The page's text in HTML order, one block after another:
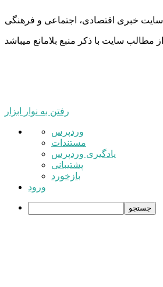
سایت خبری اقتصادی، اجتماعی و فرهنگی
رفتن به نوار ابزار
درباره
وردپرس
وردپرس
مستندات
یادگیری وردپرس
پشتیبانی
بازخورد
ورود
جستجو